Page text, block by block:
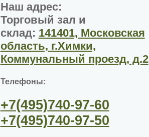
Наш адрес:
Торговый зал и
склад: 141401, Московская
область, г.Химки,
Коммунальный проезд, д.2
Телефоны:
+7(495)740-97-60
+7(495)740-97-50